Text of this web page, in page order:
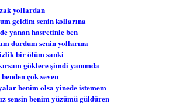
yollardan
geldim senin kollarına
yanan hasretinle ben
durdum senin yollarına
bir ölüm sanki
göklere şimdi yanımda
çok seven
benim olsa yinede istemem
sensin benim yüzümü güldüren